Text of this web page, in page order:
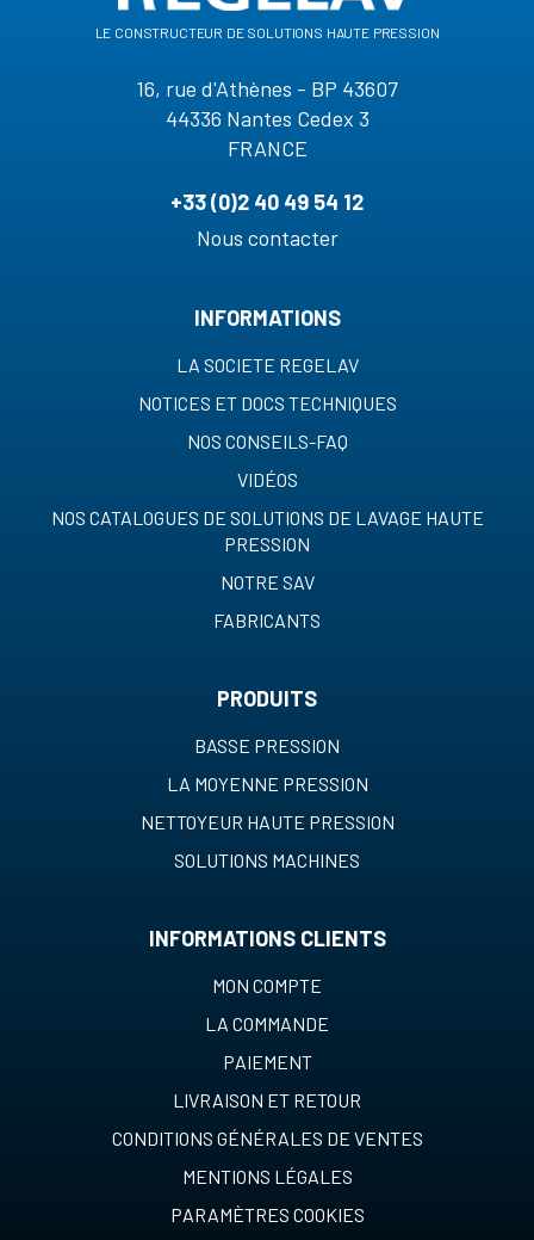
le constructeur de solutions haute pression
16, rue d'Athènes - BP 43607
44336 Nantes Cedex 3
FRANCE
+33 (0)2 40 49 54 12
Nous contacter
INFORMATIONS
LA SOCIETE REGELAV
NOTICES ET DOCS TECHNIQUES
NOS CONSEILS-FAQ
VIDÉOS
NOS CATALOGUES DE SOLUTIONS DE LAVAGE HAUTE
PRESSION
NOTRE SAV
FABRICANTS
PRODUITS
BASSE PRESSION
LA MOYENNE PRESSION
NETTOYEUR HAUTE PRESSION
SOLUTIONS MACHINES
INFORMATIONS CLIENTS
MON COMPTE
LA COMMANDE
PAIEMENT
LIVRAISON ET RETOUR
CONDITIONS GÉNÉRALES DE VENTES
MENTIONS LÉGALES
PARAMÈTRES COOKIES